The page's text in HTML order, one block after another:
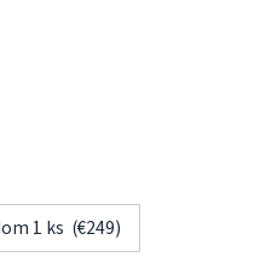
1 ks (€249)